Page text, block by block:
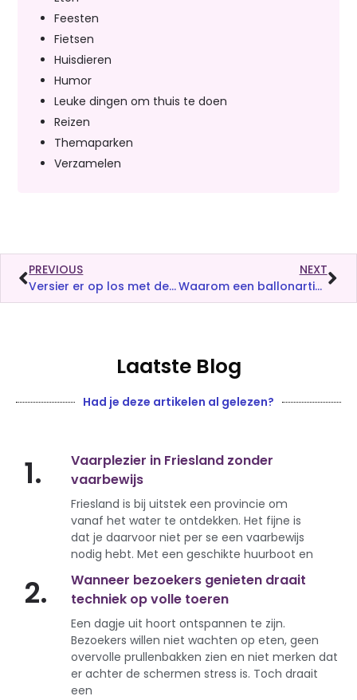
Feesten
Fietsen
Huisdieren
Humor
Leuke dingen om thuis te doen
Reizen
Themaparken
Verzamelen
PREVIOUS
Versier er op los met de carnaval versiering van Vlaggenclub
NEXT
Waarom een ballonartiest elk kinderfeestje onvergetelijk maakt
Laatste Blog
Had je deze artikelen al gelezen?
1.
Vaarplezier in Friesland zonder
vaarbewijs
Friesland is bij uitstek een provincie om
vanaf het water te ontdekken. Het fijne is
dat je daarvoor niet per se een vaarbewijs
nodig hebt. Met een geschikte huurboot en
2.
Wanneer bezoekers genieten draait
techniek op volle toeren
Een dagje uit hoort ontspannen te zijn.
Bezoekers willen niet wachten op eten, geen
overvolle prullenbakken zien en niet merken dat
er achter de schermen stress is. Toch draait
een